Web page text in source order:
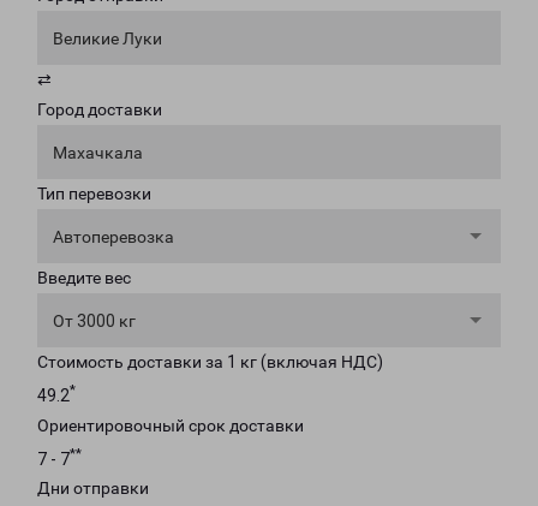
Великие Луки
⇄
Город доставки
Махачкала
Тип перевозки
Автоперевозка
Введите вес
От 3000 кг
Стоимость доставки за 1 кг (включая НДС)
49.2*
Ориентировочный срок доставки
7 - 7**
Дни отправки